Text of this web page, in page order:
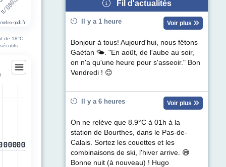
08 02h
meteo-npdc.fr
de 18°C
de précipitations (mm). Data ranges from -0.5 to 0.5.
0
00
00
00
00
0
Fil d'actualités
Il y a 1 heure Voir plus
Bonjour à tous! Aujourd'hui, nous fêtons
Gaétan 🌤. "En août, de l'aube au soir,
on n'a qu'une heure pour s'asseoir." Bon
Vendredi ! 😊
Il y a 6 heures Voir plus
On ne relève que 8.9°C à 01h à la
station de Bourthes, dans le Pas-de-
Calais. Sortez les couettes et les
combinaisons de ski, l'hiver arrive. 😅
Bonne nuit (à nouveau) ! Hugo